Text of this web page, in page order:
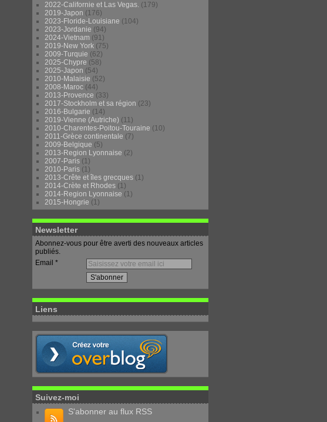
2022-Californie et Las Vegas. (179)
2019-Japon (176)
2023-Floride-Louisiane (104)
2023-Jordanie (94)
2024-Vietnam (91)
2019-New York (75)
2009-Turquie (62)
2025-Chypre (58)
2025-Japon (54)
2010-Malaisie (52)
2008-Maroc (44)
2013-Provence (33)
2017-Stockholm et sa région (23)
2016-Bulgarie (14)
2019-Vienne (Autriche) (11)
2010-Charentes-Poitou-Touraine (10)
2011-Grèce continentale (7)
2009-Belgique (5)
2013-Region Lyonnaise (2)
2007-Paris (1)
2010-Paris (1)
2013-Crête et îles grecques (1)
2014-Crète et Rhodes (1)
2014-Region Lyonnaise (1)
2015-Hongrie (1)
Newsletter
Abonnez-vous pour être averti des nouveaux articles
publiés.
Email
Liens
Suivez-moi
S'abonner au flux RSS